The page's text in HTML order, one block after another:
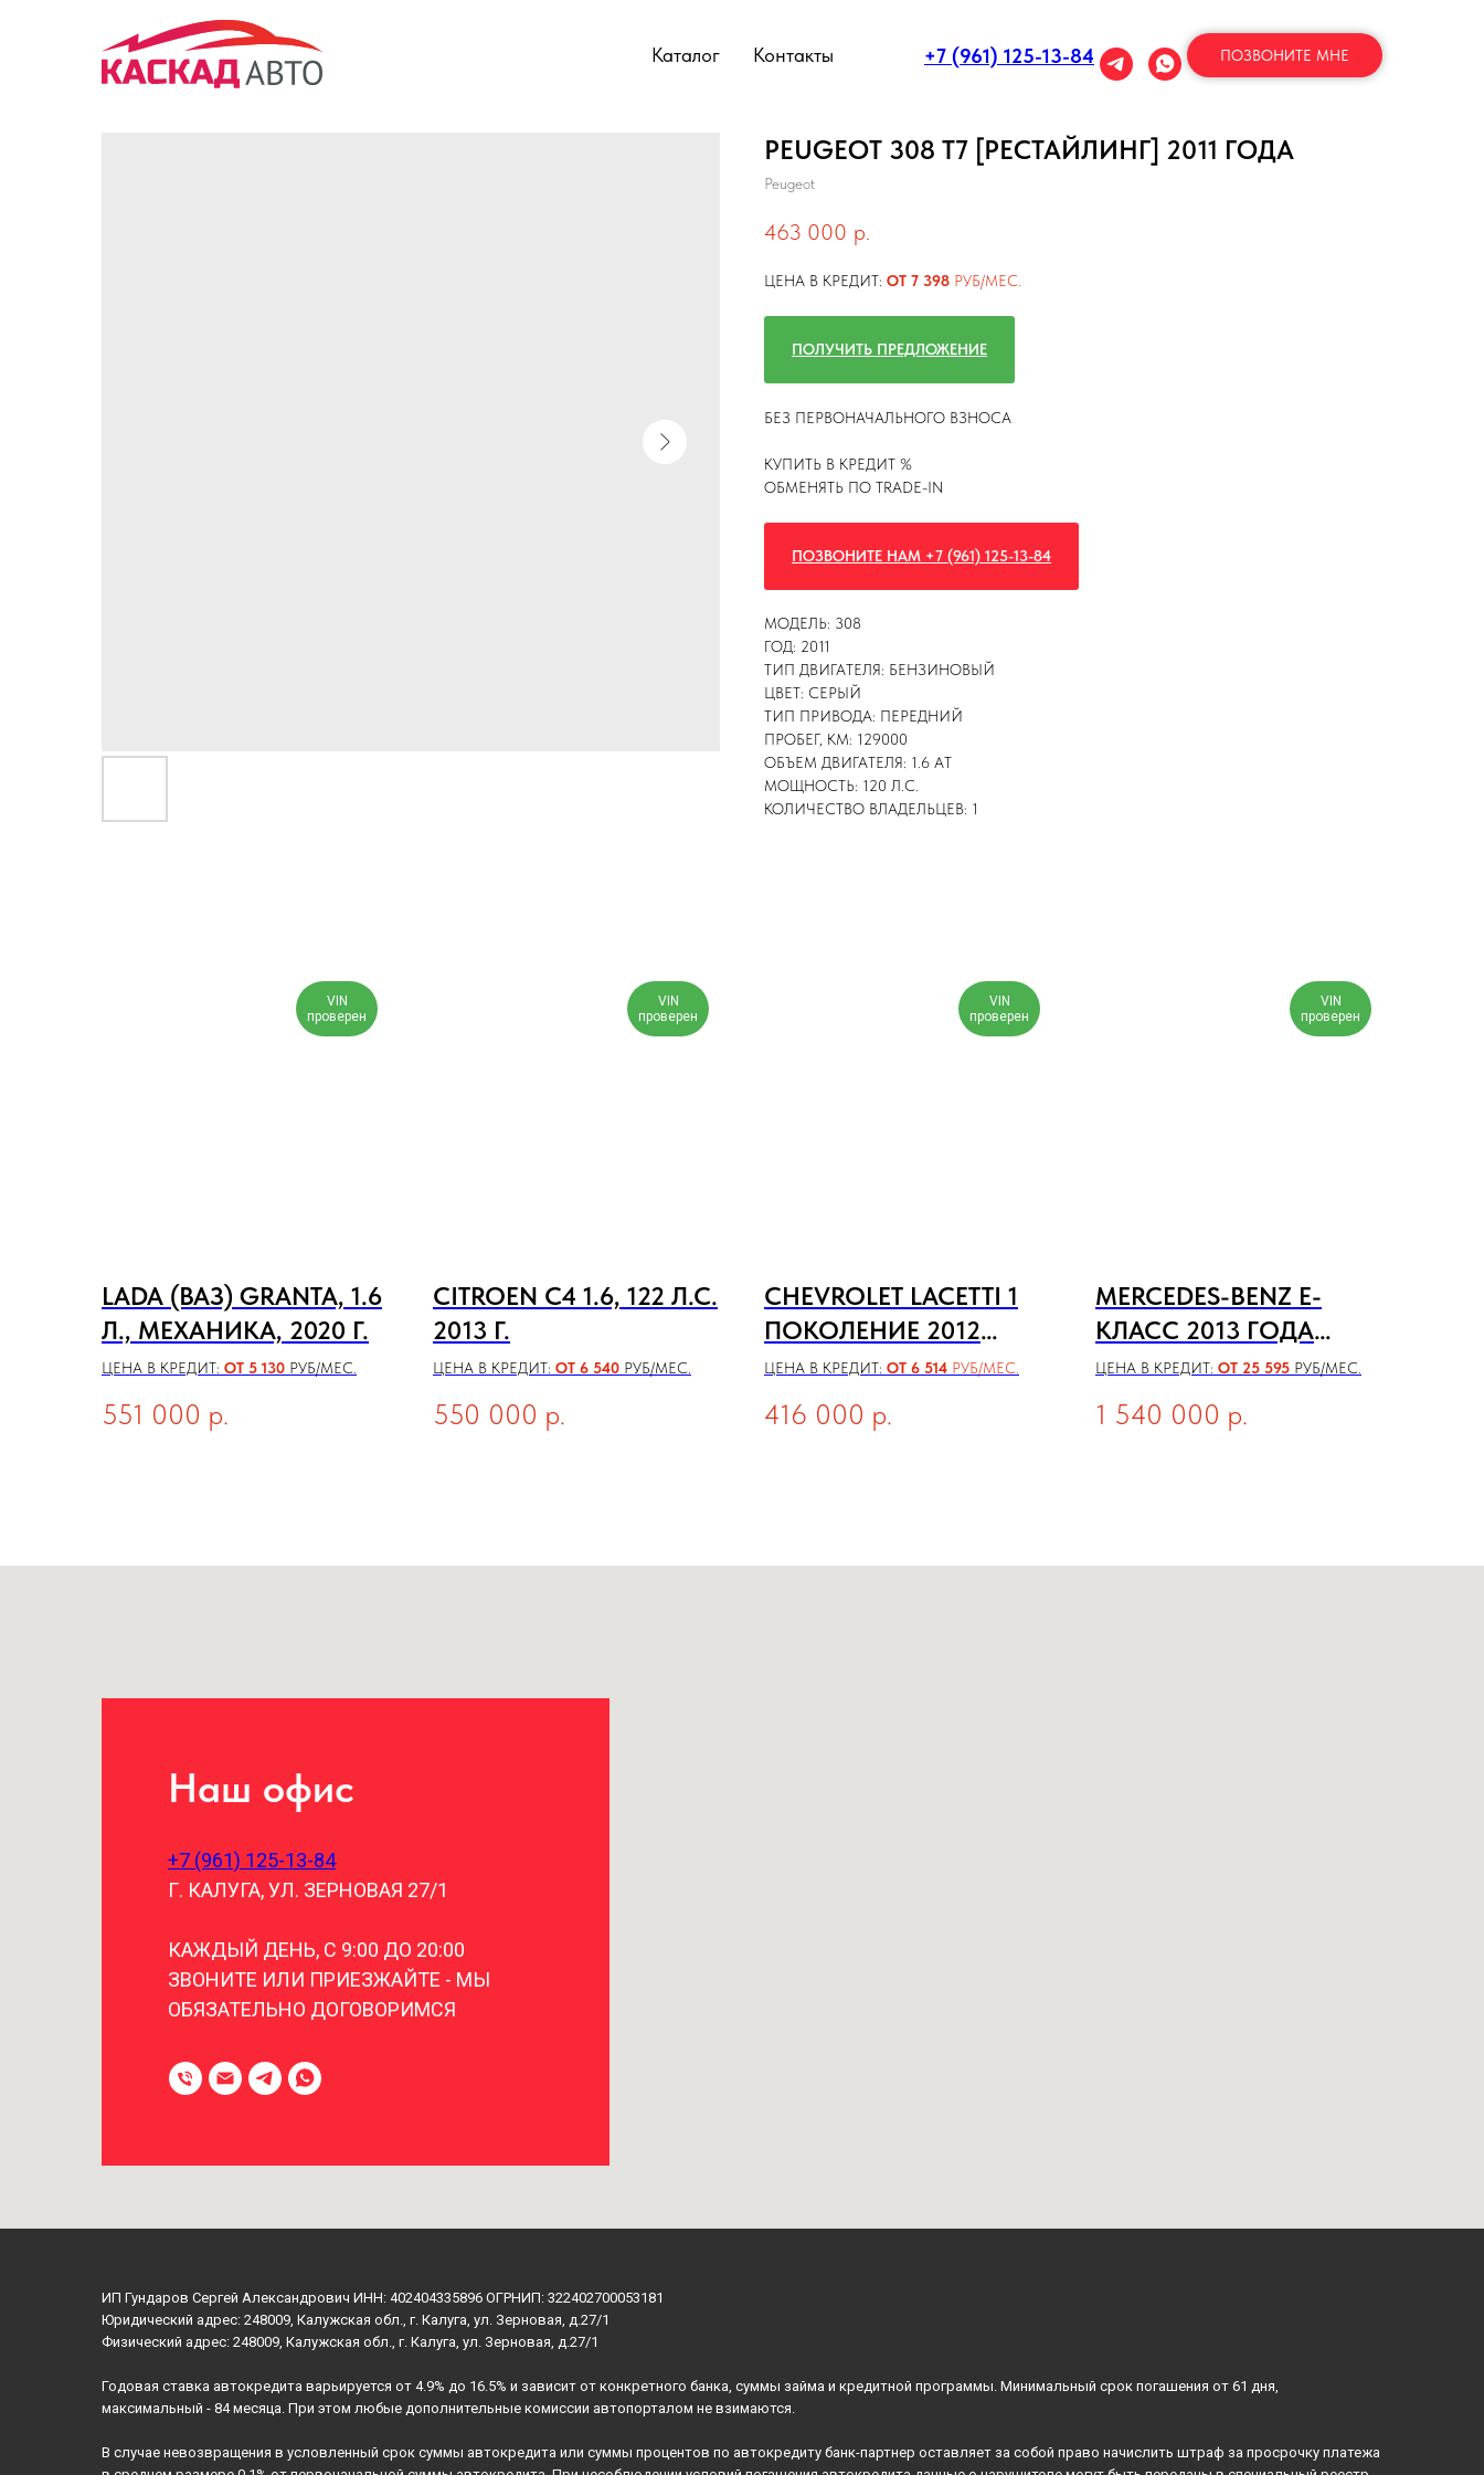
Каталог Контакты +7 (961) 125-13-84 ПОЗВОНИТЕ МНЕ
PEUGEOT 308 T7 [РЕСТАЙЛИНГ] 2011 ГОДА
Peugeot
463 000 р.
ЦЕНА В КРЕДИТ: ОТ 7 398 РУБ/МЕС.
ПОЛУЧИТЬ ПРЕДЛОЖЕНИЕ
БЕЗ ПЕРВОНАЧАЛЬНОГО ВЗНОСА
КУПИТЬ В КРЕДИТ %
ОБМЕНЯТЬ ПО TRADE-IN
ПОЗВОНИТЕ НАМ +7 (961) 125-13-84
МОДЕЛЬ: 308
ГОД: 2011
ТИП ДВИГАТЕЛЯ: БЕНЗИНОВЫЙ
ЦВЕТ: СЕРЫЙ
ТИП ПРИВОДА: ПЕРЕДНИЙ
ПРОБЕГ, КМ: 129000
ОБЪЕМ ДВИГАТЕЛЯ: 1.6 AT
МОЩНОСТЬ: 120 Л.С.
КОЛИЧЕСТВО ВЛАДЕЛЬЦЕВ: 1
VIN
проверен
LADA (ВАЗ) GRANTA, 1.6
Л., МЕХАНИКА, 2020 Г.
ЦЕНА В КРЕДИТ: ОТ 5 130 РУБ/МЕС.
551 000 р.
VIN
проверен
CITROEN C4 1.6, 122 Л.С.
2013 Г.
ЦЕНА В КРЕДИТ: ОТ 6 540 РУБ/МЕС.
550 000 р.
VIN
проверен
CHEVROLET LACETTI 1
ПОКОЛЕНИЕ 2012
ГОДА
ЦЕНА В КРЕДИТ: ОТ 6 514 РУБ/МЕС.
416 000 р.
VIN
проверен
MERCEDES-BENZ E-
КЛАСС 2013 ГОДА
W212/S212/C207/A207
[РЕСТАЙЛИНГ]
ЦЕНА В КРЕДИТ: ОТ 25 595 РУБ/МЕС.
1 540 000 р.
Наш офис
+7 (961) 125-13-84
Г. КАЛУГА, УЛ. ЗЕРНОВАЯ 27/1
КАЖДЫЙ ДЕНЬ, С 9:00 ДО 20:00
ЗВОНИТЕ ИЛИ ПРИЕЗЖАЙТЕ - МЫ
ОБЯЗАТЕЛЬНО ДОГОВОРИМСЯ
ИП Гундаров Сергей Александрович ИНН: 402404335896 ОГРНИП: 322402700053181
Юридический адрес: 248009, Калужская обл., г. Калуга, ул. Зерновая, д.27/1
Физический адрес: 248009, Калужская обл., г. Калуга, ул. Зерновая, д.27/1
Годовая ставка автокредита варьируется от 4.9% до 16.5% и зависит от конкретного банка, суммы займа и кредитной программы. Минимальный срок погашения от 61 дня,
максимальный - 84 месяца. При этом любые дополнительные комиссии автопорталом не взимаются.
В случае невозвращения в условленный срок суммы автокредита или суммы процентов по автокредиту банк-партнер оставляет за собой право начислить штраф за просрочку платежа